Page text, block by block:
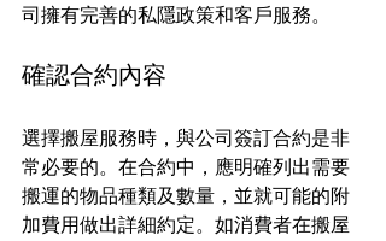
司擁有完善的私隱政策和客戶服務。
確認合約內容
選擇搬屋服務時，與公司簽訂合約是非
常必要的。在合約中，應明確列出需要
搬運的物品種類及數量，並就可能的附
加費用做出詳細約定。如消費者在搬屋